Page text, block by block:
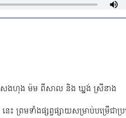
សេងហុង ម៉ម ពីសាល និង ឃ្នង់ ស្រីនាង
នេះ ព្រមទាំងផ្សព្វផ្សាយសម្រាប់បម្រើជា